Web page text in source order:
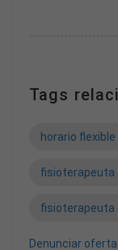
Conocimiento
Competencias :
positiva y
Tags
horario flexible
fisioterapeuta
fisioterapeuta
Denunciar oferta